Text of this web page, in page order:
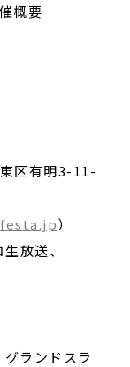
概要
区有明3-11-
）
放送、
ランドスラ